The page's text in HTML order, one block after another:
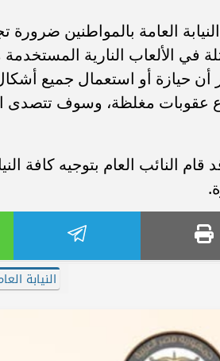
العامة بالمواطنين
في الألعاب النارية
أن حيازة أو استعمال جميع
عقوبات مغلظة، وسوف تتصدى
قام النائب العام بتوجيه كافة
النيابة